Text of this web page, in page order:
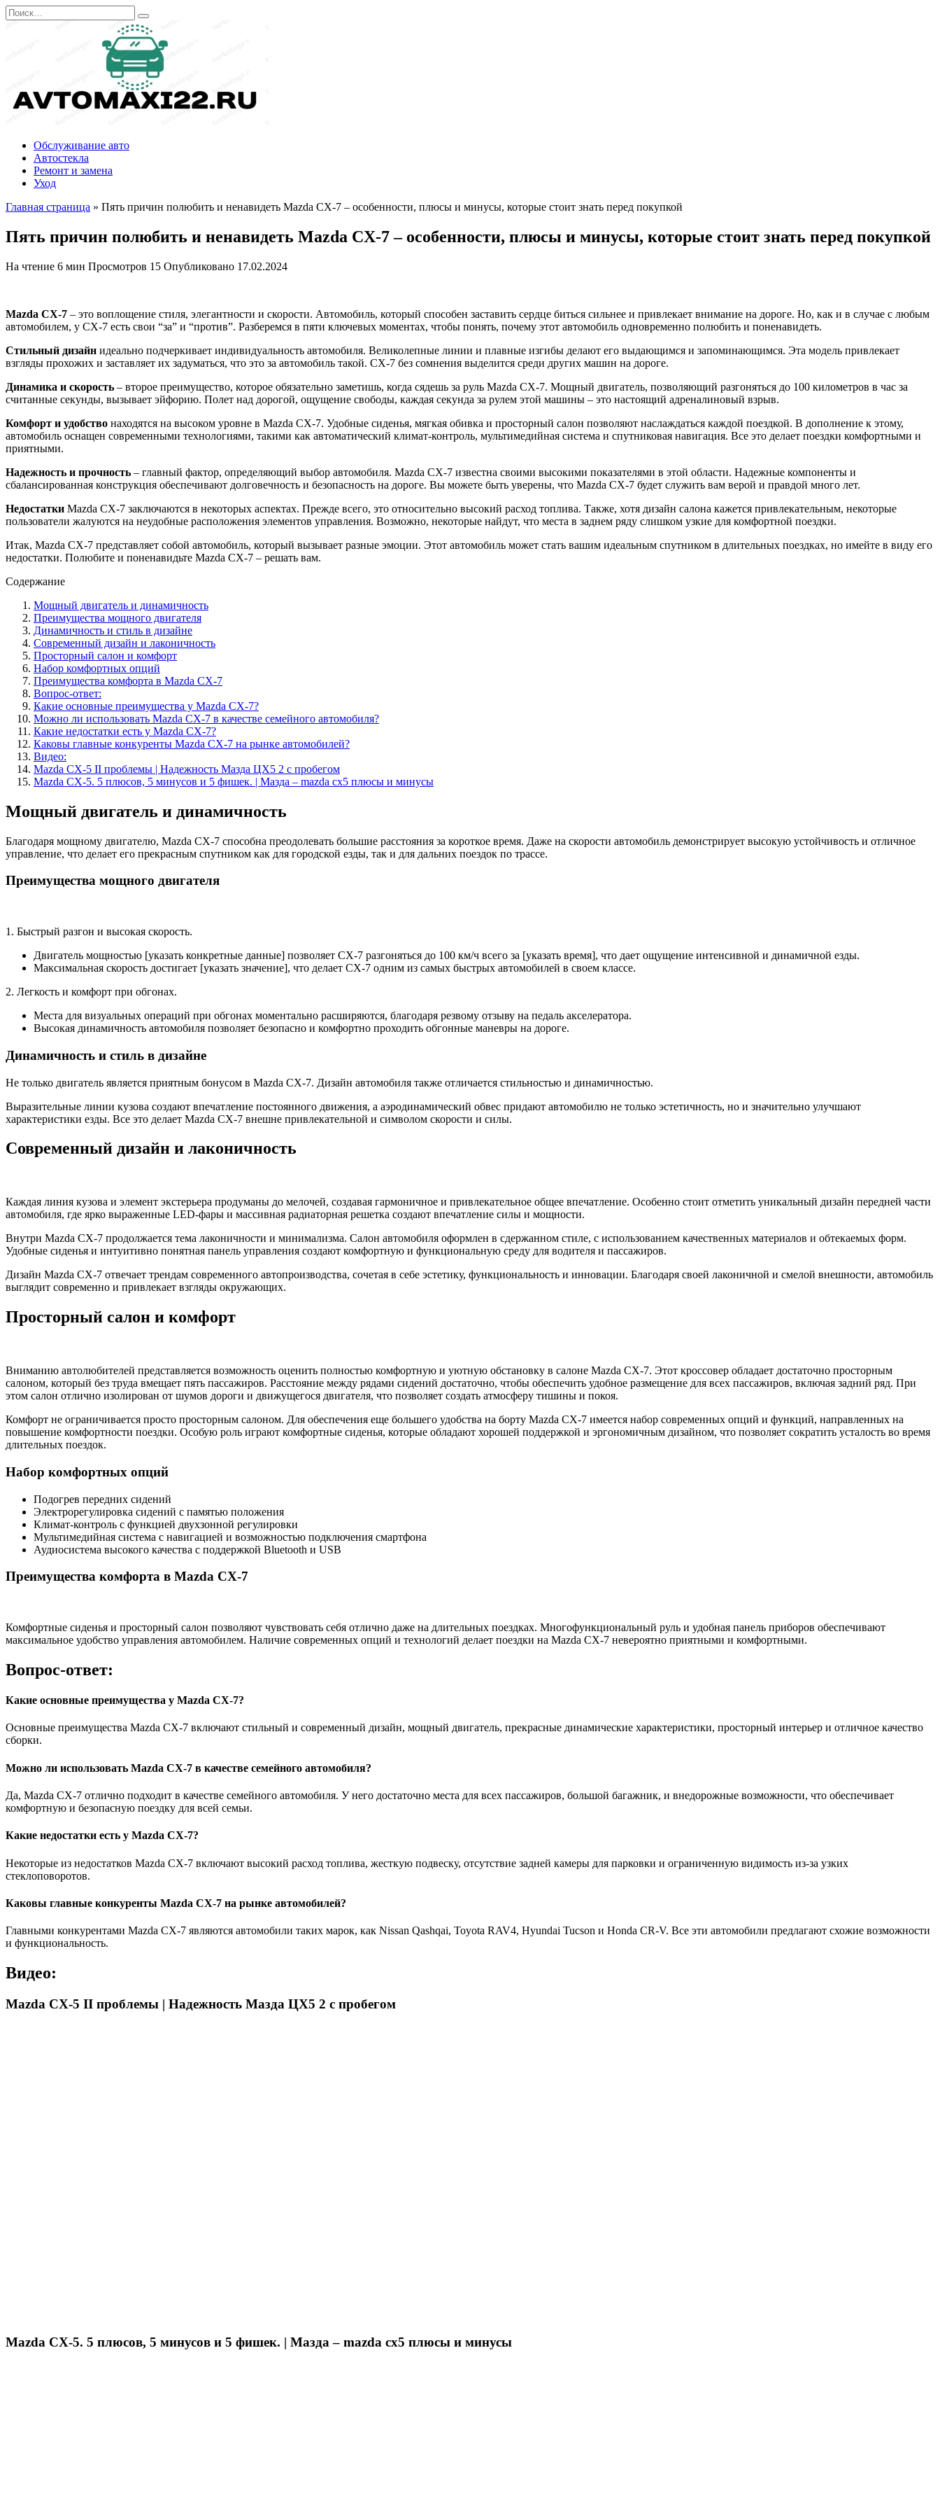
Перейти
к
Search
for:
Обслуживание авто
Автостекла
Ремонт и замена
Уход
Главная страница » Пять причин полюбить и ненавидеть Mazda CX-7 – особенности, плюсы и минусы, которые стоит знать перед покупкой
Пять причин полюбить и ненавидеть Mazda CX-7 – особенности, плюсы и минусы, которые стоит знать перед покупкой
На чтение 6 мин Просмотров 15 Опубликовано 17.02.2024
Mazda CX-7 – это воплощение стиля, элегантности и скорости. Автомобиль, который способен заставить сердце биться сильнее и привлекает внимание на дороге. Но, как и в случае с любым
автомобилем, у CX-7 есть свои “за” и “против”. Разберемся в пяти ключевых моментах, чтобы понять, почему этот автомобиль одновременно полюбить и поненавидеть.
Стильный дизайн идеально подчеркивает индивидуальность автомобиля. Великолепные линии и плавные изгибы делают его выдающимся и запоминающимся. Эта модель привлекает
взгляды прохожих и заставляет их задуматься, что это за автомобиль такой. CX-7 без сомнения выделится среди других машин на дороге.
Динамика и скорость – второе преимущество, которое обязательно заметишь, когда сядешь за руль Mazda CX-7. Мощный двигатель, позволяющий разгоняться до 100 километров в час за
считанные секунды, вызывает эйфорию. Полет над дорогой, ощущение свободы, каждая секунда за рулем этой машины – это настоящий адреналиновый взрыв.
Комфорт и удобство находятся на высоком уровне в Mazda CX-7. Удобные сиденья, мягкая обивка и просторный салон позволяют наслаждаться каждой поездкой. В дополнение к этому,
автомобиль оснащен современными технологиями, такими как автоматический климат-контроль, мультимедийная система и спутниковая навигация. Все это делает поездки комфортными и
приятными.
Надежность и прочность – главный фактор, определяющий выбор автомобиля. Mazda CX-7 известна своими высокими показателями в этой области. Надежные компоненты и
сбалансированная конструкция обеспечивают долговечность и безопасность на дороге. Вы можете быть уверены, что Mazda CX-7 будет служить вам верой и правдой много лет.
Недостатки Mazda CX-7 заключаются в некоторых аспектах. Прежде всего, это относительно высокий расход топлива. Также, хотя дизайн салона кажется привлекательным, некоторые
пользователи жалуются на неудобные расположения элементов управления. Возможно, некоторые найдут, что места в заднем ряду слишком узкие для комфортной поездки.
Итак, Mazda CX-7 представляет собой автомобиль, который вызывает разные эмоции. Этот автомобиль может стать вашим идеальным спутником в длительных поездках, но имейте в виду его
недостатки. Полюбите и поненавидьте Mazda CX-7 – решать вам.
Содержание
Мощный двигатель и динамичность
Преимущества мощного двигателя
Динамичность и стиль в дизайне
Современный дизайн и лаконичность
Просторный салон и комфорт
Набор комфортных опций
Преимущества комфорта в Mazda CX-7
Вопрос-ответ:
Какие основные преимущества у Mazda CX-7?
Можно ли использовать Mazda CX-7 в качестве семейного автомобиля?
Какие недостатки есть у Mazda CX-7?
Каковы главные конкуренты Mazda CX-7 на рынке автомобилей?
Видео:
Mazda CX-5 II проблемы | Надежность Мазда ЦХ5 2 с пробегом
Mazda CX-5. 5 плюсов, 5 минусов и 5 фишек. | Мазда – mazda cx5 плюсы и минусы
Мощный двигатель и динамичность
Благодаря мощному двигателю, Mazda CX-7 способна преодолевать большие расстояния за короткое время. Даже на скорости автомобиль демонстрирует высокую устойчивость и отличное
управление, что делает его прекрасным спутником как для городской езды, так и для дальних поездок по трассе.
Преимущества мощного двигателя
1. Быстрый разгон и высокая скорость.
Двигатель мощностью [указать конкретные данные] позволяет CX-7 разгоняться до 100 км/ч всего за [указать время], что дает ощущение интенсивной и динамичной езды.
Максимальная скорость достигает [указать значение], что делает CX-7 одним из самых быстрых автомобилей в своем классе.
2. Легкость и комфорт при обгонах.
Места для визуальных операций при обгонах моментально расширяются, благодаря резвому отзыву на педаль акселератора.
Высокая динамичность автомобиля позволяет безопасно и комфортно проходить обгонные маневры на дороге.
Динамичность и стиль в дизайне
Не только двигатель является приятным бонусом в Mazda CX-7. Дизайн автомобиля также отличается стильностью и динамичностью.
Выразительные линии кузова создают впечатление постоянного движения, а аэродинамический обвес придают автомобилю не только эстетичность, но и значительно улучшают
характеристики езды. Все это делает Mazda CX-7 внешне привлекательной и символом скорости и силы.
Современный дизайн и лаконичность
Каждая линия кузова и элемент экстерьера продуманы до мелочей, создавая гармоничное и привлекательное общее впечатление. Особенно стоит отметить уникальный дизайн передней части
автомобиля, где ярко выраженные LED-фары и массивная радиаторная решетка создают впечатление силы и мощности.
Внутри Mazda CX-7 продолжается тема лаконичности и минимализма. Салон автомобиля оформлен в сдержанном стиле, с использованием качественных материалов и обтекаемых форм.
Удобные сиденья и интуитивно понятная панель управления создают комфортную и функциональную среду для водителя и пассажиров.
Дизайн Mazda CX-7 отвечает трендам современного автопроизводства, сочетая в себе эстетику, функциональность и инновации. Благодаря своей лаконичной и смелой внешности, автомобиль
выглядит современно и привлекает взгляды окружающих.
Просторный салон и комфорт
Вниманию автолюбителей представляется возможность оценить полностью комфортную и уютную обстановку в салоне Mazda CX-7. Этот кроссовер обладает достаточно просторным
салоном, который без труда вмещает пять пассажиров. Расстояние между рядами сидений достаточно, чтобы обеспечить удобное размещение для всех пассажиров, включая задний ряд. При
этом салон отлично изолирован от шумов дороги и движущегося двигателя, что позволяет создать атмосферу тишины и покоя.
Комфорт не ограничивается просто просторным салоном. Для обеспечения еще большего удобства на борту Mazda CX-7 имеется набор современных опций и функций, направленных на
повышение комфортности поездки. Особую роль играют комфортные сиденья, которые обладают хорошей поддержкой и эргономичным дизайном, что позволяет сократить усталость во время
длительных поездок.
Набор комфортных опций
Подогрев передних сидений
Электрорегулировка сидений с памятью положения
Климат-контроль с функцией двухзонной регулировки
Мультимедийная система с навигацией и возможностью подключения смартфона
Аудиосистема высокого качества с поддержкой Bluetooth и USB
Преимущества комфорта в Mazda CX-7
Комфортные сиденья и просторный салон позволяют чувствовать себя отлично даже на длительных поездках. Многофункциональный руль и удобная панель приборов обеспечивают
максимальное удобство управления автомобилем. Наличие современных опций и технологий делает поездки на Mazda CX-7 невероятно приятными и комфортными.
Вопрос-ответ:
Какие основные преимущества у Mazda CX-7?
Основные преимущества Mazda CX-7 включают стильный и современный дизайн, мощный двигатель, прекрасные динамические характеристики, просторный интерьер и отличное качество
сборки.
Можно ли использовать Mazda CX-7 в качестве семейного автомобиля?
Да, Mazda CX-7 отлично подходит в качестве семейного автомобиля. У него достаточно места для всех пассажиров, большой багажник, и внедорожные возможности, что обеспечивает
комфортную и безопасную поездку для всей семьи.
Какие недостатки есть у Mazda CX-7?
Некоторые из недостатков Mazda CX-7 включают высокий расход топлива, жесткую подвеску, отсутствие задней камеры для парковки и ограниченную видимость из-за узких
стеклоповоротов.
Каковы главные конкуренты Mazda CX-7 на рынке автомобилей?
Главными конкурентами Mazda CX-7 являются автомобили таких марок, как Nissan Qashqai, Toyota RAV4, Hyundai Tucson и Honda CR-V. Все эти автомобили предлагают схожие возможности
и функциональность.
Видео:
Mazda CX-5 II проблемы | Надежность Мазда ЦХ5 2 с пробегом
Mazda CX-5. 5 плюсов, 5 минусов и 5 фишек. | Мазда – mazda cx5 плюсы и минусы